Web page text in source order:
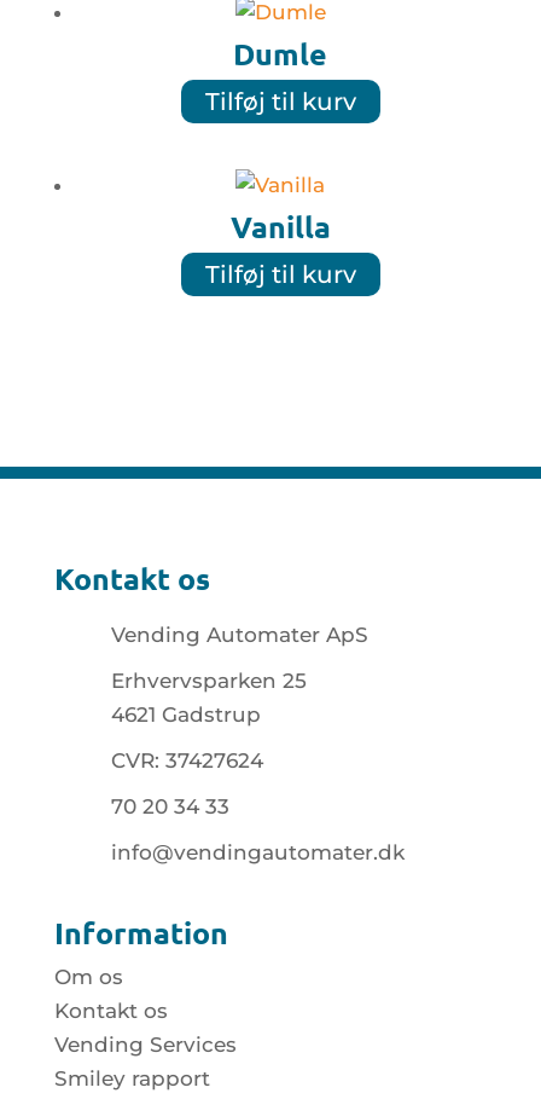
Dumle
Tilføj til kurv
Vanilla
Tilføj til kurv
Kontakt os
Vending Automater ApS
Erhvervsparken 25
4621 Gadstrup
CVR: 37427624
70 20 34 33
info@vendingautomater.dk
Information
Om os
Kontakt os
Vending Services
Smiley rapport